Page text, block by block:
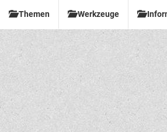
Themen Werkzeuge